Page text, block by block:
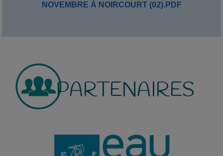
NOVEMBRE À NOIRCOURT (02).PDF
PARTENAIRES